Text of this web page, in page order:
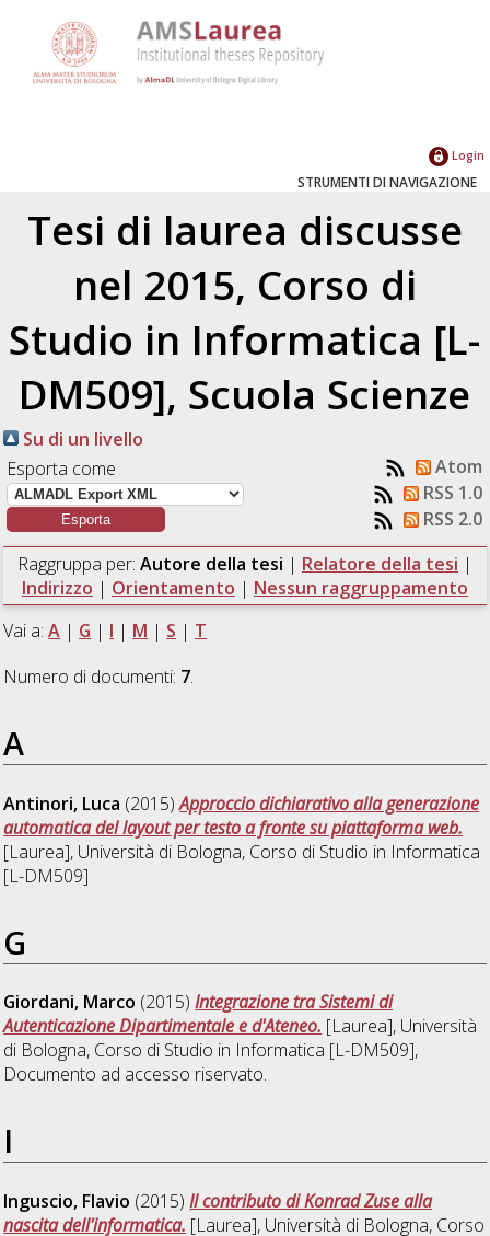
Login
STRUMENTI DI NAVIGAZIONE
Tesi di laurea discusse
nel 2015, Corso di
Studio in Informatica [L-
DM509], Scuola Scienze
Su di un livello
Esporta come
Atom
RSS 1.0
RSS 2.0
Raggruppa per: Autore della tesi | Relatore della tesi |
Indirizzo | Orientamento | Nessun raggruppamento
Vai a:A | G | I | M | S | T
Numero di documenti: 7.
A
Antinori, Luca (2015)Approccio dichiarativo alla generazione
automatica del layout per testo a fronte su piattaforma web.
[Laurea], Università di Bologna, Corso di Studio in Informatica
[L-DM509]
G
Giordani, Marco (2015)Integrazione tra Sistemi di
Autenticazione Dipartimentale e d'Ateneo. [Laurea], Università
di Bologna, Corso di Studio in Informatica [L-DM509],
Documento ad accesso riservato.
I
Inguscio, Flavio (2015)Il contributo di Konrad Zuse alla
nascita dell'informatica. [Laurea], Università di Bologna, Corso